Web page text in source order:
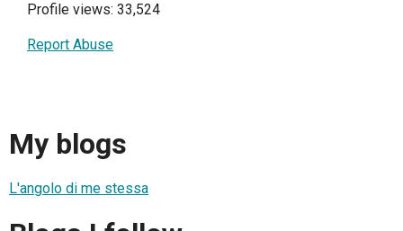
Profile views: 33,524
Report Abuse
My blogs
L'angolo di me stessa